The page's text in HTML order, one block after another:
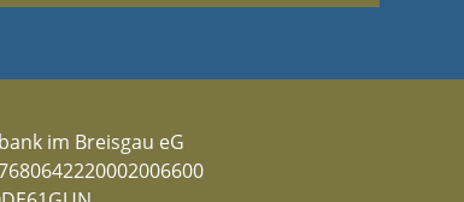
im Breisgau eG